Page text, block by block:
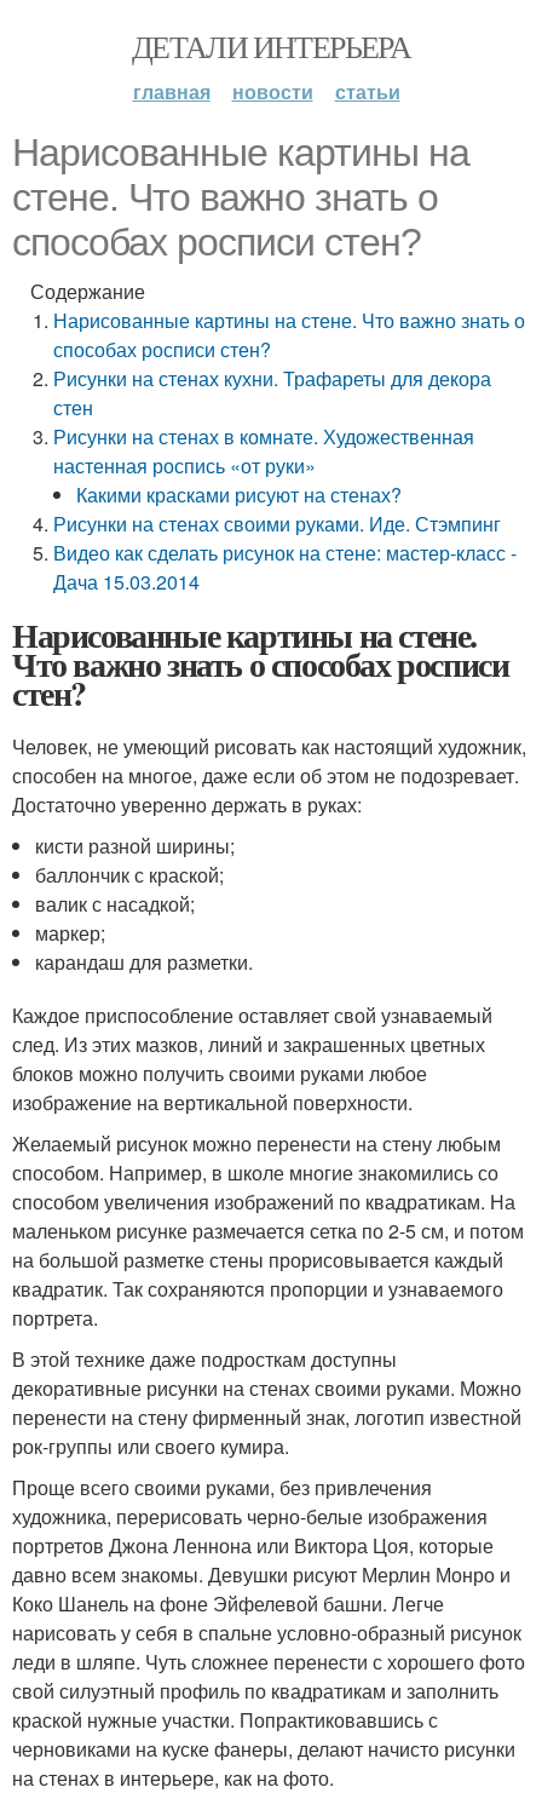
ДЕТАЛИ ИНТЕРЬЕРА
главная новости статьи
Нарисованные картины на
стене. Что важно знать о
способах росписи стен?
Содержание
Нарисованные картины на стене. Что важно знать о
способах росписи стен?
Рисунки на стенах кухни. Трафареты для декора
стен
Рисунки на стенах в комнате. Художественная
настенная роспись «от руки»
Какими красками рисуют на стенах?
Рисунки на стенах своими руками. Иде. Стэмпинг
Видео как сделать рисунок на стене: мастер-класс -
Дача 15.03.2014
Нарисованные картины на стене.
Что важно знать о способах росписи
стен?
Человек, не умеющий рисовать как настоящий художник,
способен на многое, даже если об этом не подозревает.
Достаточно уверенно держать в руках:
кисти разной ширины;
баллончик с краской;
валик с насадкой;
маркер;
карандаш для разметки.
Каждое приспособление оставляет свой узнаваемый
след. Из этих мазков, линий и закрашенных цветных
блоков можно получить своими руками любое
изображение на вертикальной поверхности.
Желаемый рисунок можно перенести на стену любым
способом. Например, в школе многие знакомились со
способом увеличения изображений по квадратикам. На
маленьком рисунке размечается сетка по 2-5 см, и потом
на большой разметке стены прорисовывается каждый
квадратик. Так сохраняются пропорции и узнаваемого
портрета.
В этой технике даже подросткам доступны
декоративные рисунки на стенах своими руками. Можно
перенести на стену фирменный знак, логотип известной
рок-группы или своего кумира.
Проще всего своими руками, без привлечения
художника, перерисовать черно-белые изображения
портретов Джона Леннона или Виктора Цоя, которые
давно всем знакомы. Девушки рисуют Мерлин Монро и
Коко Шанель на фоне Эйфелевой башни. Легче
нарисовать у себя в спальне условно-образный рисунок
леди в шляпе. Чуть сложнее перенести с хорошего фото
свой силуэтный профиль по квадратикам и заполнить
краской нужные участки. Попрактиковавшись с
черновиками на куске фанеры, делают начисто рисунки
на стенах в интерьере, как на фото.